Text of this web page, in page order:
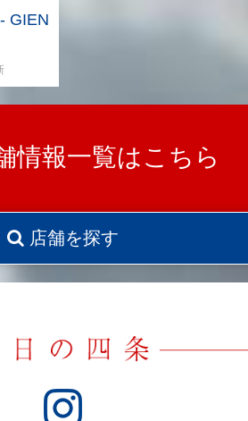
GIEN
情報一覧はこちら
店舗を探す